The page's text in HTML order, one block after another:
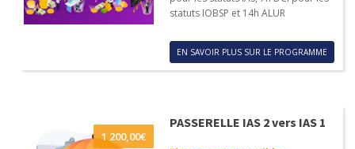
statuts IOBSP et 14h ALUR
EN SAVOIR PLUS SUR LE PROGRAMME
1 200,00€
PASSERELLE IAS 2 vers IAS 1